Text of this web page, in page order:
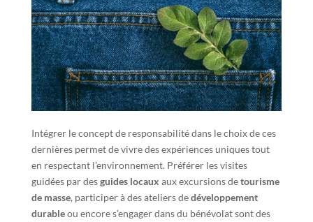
Intégrer le concept de responsabilité dans le choix de ces
dernières permet de vivre des expériences uniques tout
en respectant l’environnement. Préférer les visites
guidées par desguides locaux aux excursions detourisme
de masse, participer à des ateliers dedéveloppement
durableou encore s’engager dans du bénévolat sont des